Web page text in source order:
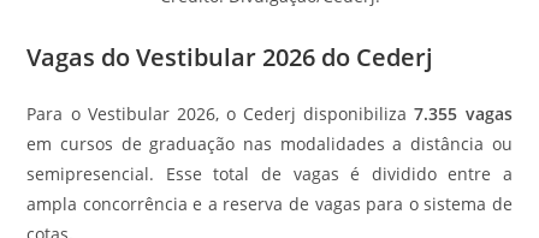
Vagas do Vestibular 2026 do Cederj
Para o Vestibular 2026, o Cederj disponibiliza7.355 vagas
em cursos de graduação nas modalidades a distância ou
semipresencial. Esse total de vagas é dividido entre a
ampla concorrência e a reserva de vagas para o sistema de
cotas.